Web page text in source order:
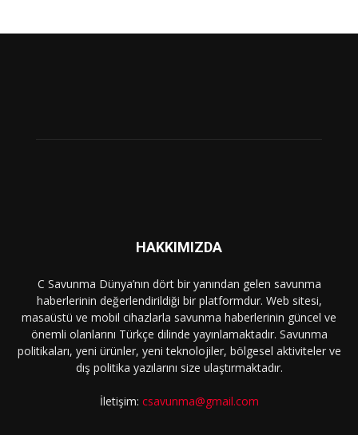
HAKKIMIZDA
C Savunma Dünya’nın dört bir yanından gelen savunma
haberlerinin değerlendirildiği bir platformdur. Web sitesi,
masaüstü ve mobil cihazlarla savunma haberlerinin güncel ve
önemli olanlarını Türkçe dilinde yayınlamaktadır. Savunma
politikaları, yeni ürünler, yeni teknolojiler, bölgesel aktiviteler ve
dış politika yazılarını size ulaştırmaktadır.
İletişim: csavunma@gmail.com